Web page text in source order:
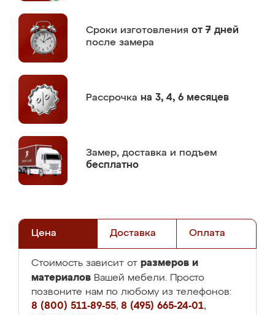
Сроки изготовления от 7 дней
после замера
Рассрочка на 3, 4, 6 месяцев
Замер, доставка и подъем
бесплатно
Цена Доставка Оплата
Стоимость зависит от размеров и
материалов Вашей мебели. Просто
позвоните нам по любому из телефонов:
8 (800) 511-89-55, 8 (495) 665-24-01,